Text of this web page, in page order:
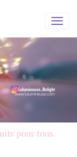
pour tous.